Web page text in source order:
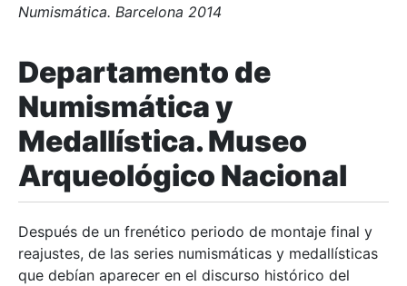
Numismática. Barcelona 2014
Departamento de
Numismática y
Medallística. Museo
Arqueológico Nacional
Después de un frenético periodo de montaje final y
reajustes, de las series numismáticas y medallísticas
que debían aparecer en el discurso histórico del